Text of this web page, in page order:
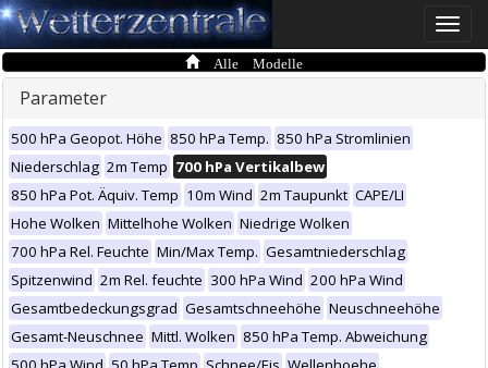
Toggle
Alle Modelle
Parameter
500 hPa Geopot. Höhe 850 hPa Temp. 850 hPa Stromlinien
Niederschlag 2m Temp 700 hPa Vertikalbew
850 hPa Pot. Äquiv. Temp 10m Wind 2m Taupunkt CAPE/LI
Hohe Wolken Mittelhohe Wolken Niedrige Wolken
700 hPa Rel. Feuchte Min/Max Temp. Gesamtniederschlag
Spitzenwind 2m Rel. feuchte 300 hPa Wind 200 hPa Wind
Gesamtbedeckungsgrad Gesamtschneehöhe Neuschneehöhe
Gesamt-Neuschnee Mittl. Wolken 850 hPa Temp. Abweichung